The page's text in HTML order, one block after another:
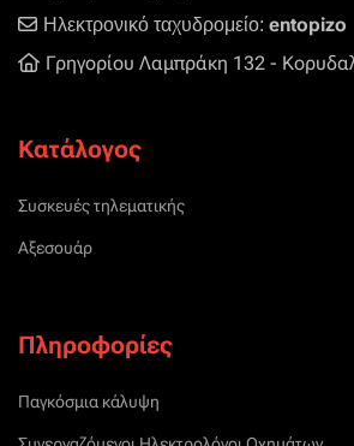
Ηλεκτρονικό ταχυδρομείο: entopizo
Γρηγορίου Λαμπράκη 132 -
Κατάλογος
Συσκευές τηλεματικής
Αξεσουάρ
Πληροφορίες
Παγκόσμια κάλυψη